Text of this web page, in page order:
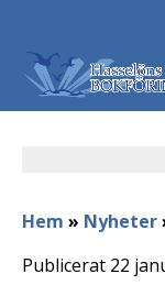
Hem » Nyheter
Publicerat 22